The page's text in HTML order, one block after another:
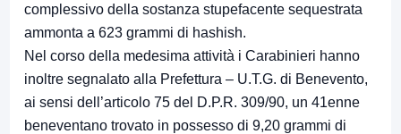
complessivo della sostanza stupefacente sequestrata
ammonta a 623 grammi di hashish.
Nel corso della medesima attività i Carabinieri hanno
inoltre segnalato alla Prefettura – U.T.G. di Benevento,
ai sensi dell’articolo 75 del D.P.R. 309/90, un 41enne
beneventano trovato in possesso di 9,20 grammi di